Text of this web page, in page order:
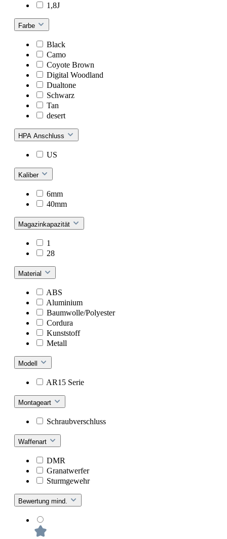
1,8J
Farbe
Black
Camo
Coyote Brown
Digital Woodland
Dualtone
Schwarz
Tan
desert
HPA Anschluss
US
Kaliber
6mm
40mm
Magazinkapazität
1
28
Material
ABS
Aluminium
Baumwolle/Polyester
Cordura
Kunststoff
Metall
Modell
AR15 Serie
Montageart
Schraubverschluss
Waffenart
DMR
Granatwerfer
Sturmgewehr
Bewertung mind.